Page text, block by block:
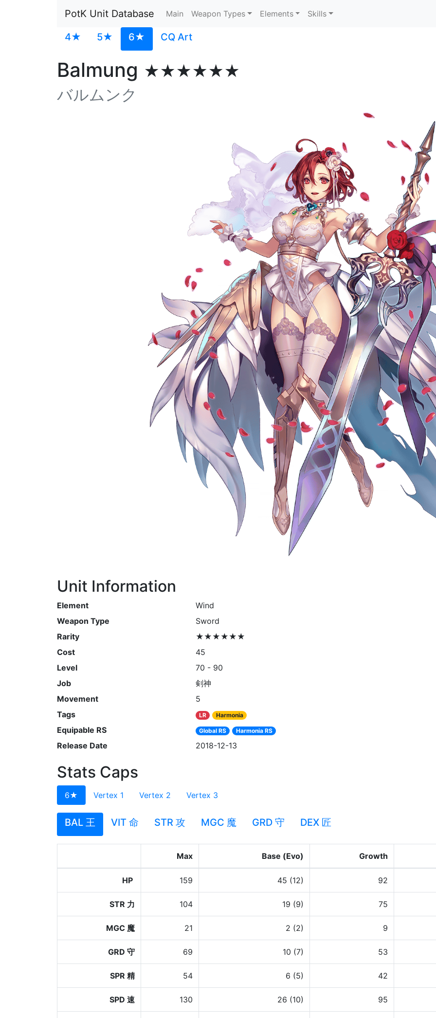
PotK Unit Database Main Weapon Types Elements Skills
4★ 5★ 6★ CQ Art
Balmung ★★★★★★
バルムンク
Unit Information
Element
Wind
Weapon Type
Sword
Rarity
★★★★★★
Cost
45
Level
70 - 90
Job
剣神
Movement
5
Tags
LR Harmonia
Equipable RS Global RS Harmonia RS
Release Date 2018-12-13
Stats Caps
6★ Vertex 1 Vertex 2 Vertex 3
BAL 王 VIT 命 STR 攻 MGC 魔 GRD 守 DEX 匠
Max Base (Evo) Growth
HP 159 45 (12) 92
STR 力 104 19 (9) 75
MGC 魔 21 2 (2) 9
GRD 守 69 10 (7) 53
SPR 精 54 6 (5) 42
SPD 速 130 26 (10) 95